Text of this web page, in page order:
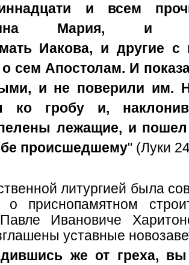
и всем
Мария, и
матьИакова, и другие с
о сем Апостолам. И
и не поверили им.
ко гробу и,
лежащие, и пошел
происшедшему" (Луки
литургией была
о приснопамятном
Ивановиче
уставные
же от греха,